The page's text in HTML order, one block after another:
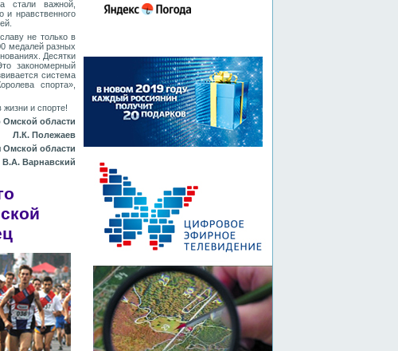
стали важной,
и нравственного
не только в
медалей разных
Десятки
закономерный
система
спорта»,
и спорте!
Омской области
Л.К. Полежаев
Омской области
В.А. Варнавский